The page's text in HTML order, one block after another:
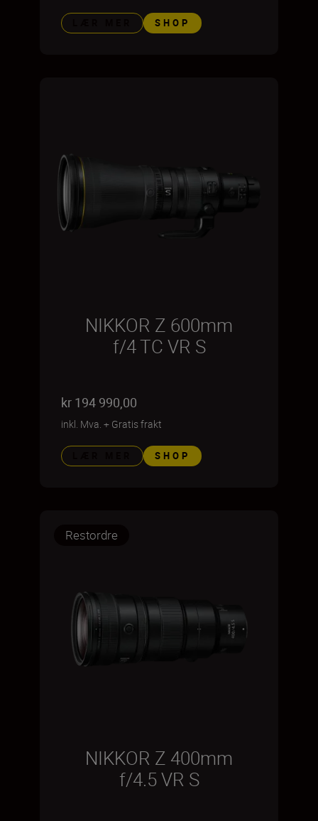
SHOP
NIKKOR Z 600mm
f/4 TC VR S
kr 194 990,00
inkl. Mva. + Gratis frakt
SHOP
Restordre
NIKKOR Z 400mm
f/4.5 VR S